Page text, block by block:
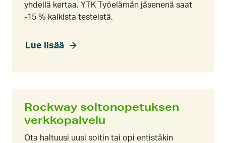
yhdellä kertaa. YTK Työelämän jäsenenä saat
-15 % kaikista testeistä.
Lue lisää
Rockway soitonopetuksen
verkkopalvelu
Ota haltuusi uusi soitin tai opi entistäkin